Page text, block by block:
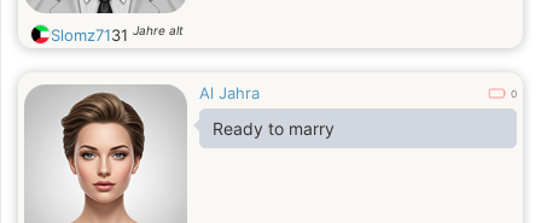
Slomz7131 Jahre alt
Al Jahra 0
Ready to marry